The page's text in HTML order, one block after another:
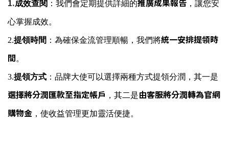
1.成效查閱 ：我們會定期提供詳細的推廣成果報告 ，讓您安
心掌握成效。
2.提領時間 ：為確保金流管理順暢， 我們將統一安排提領時
間。
3.提領方式 ：品牌大使可以選擇兩種方式提領分潤，其一是
選擇將分潤匯款至指定帳戶 ，其二是由客服將分潤轉為官網
購物金 ，使收益管理更加靈活便捷。